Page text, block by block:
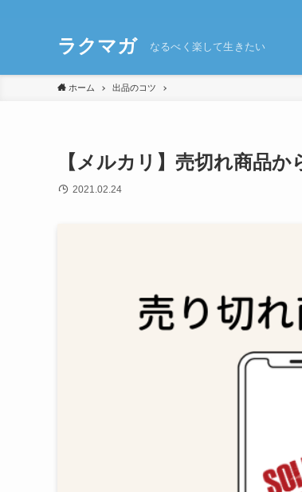
ラクマガ なるべく楽して生きたい
ホーム 出品のコツ
【メルカリ】売切れ商品
2021.02.24